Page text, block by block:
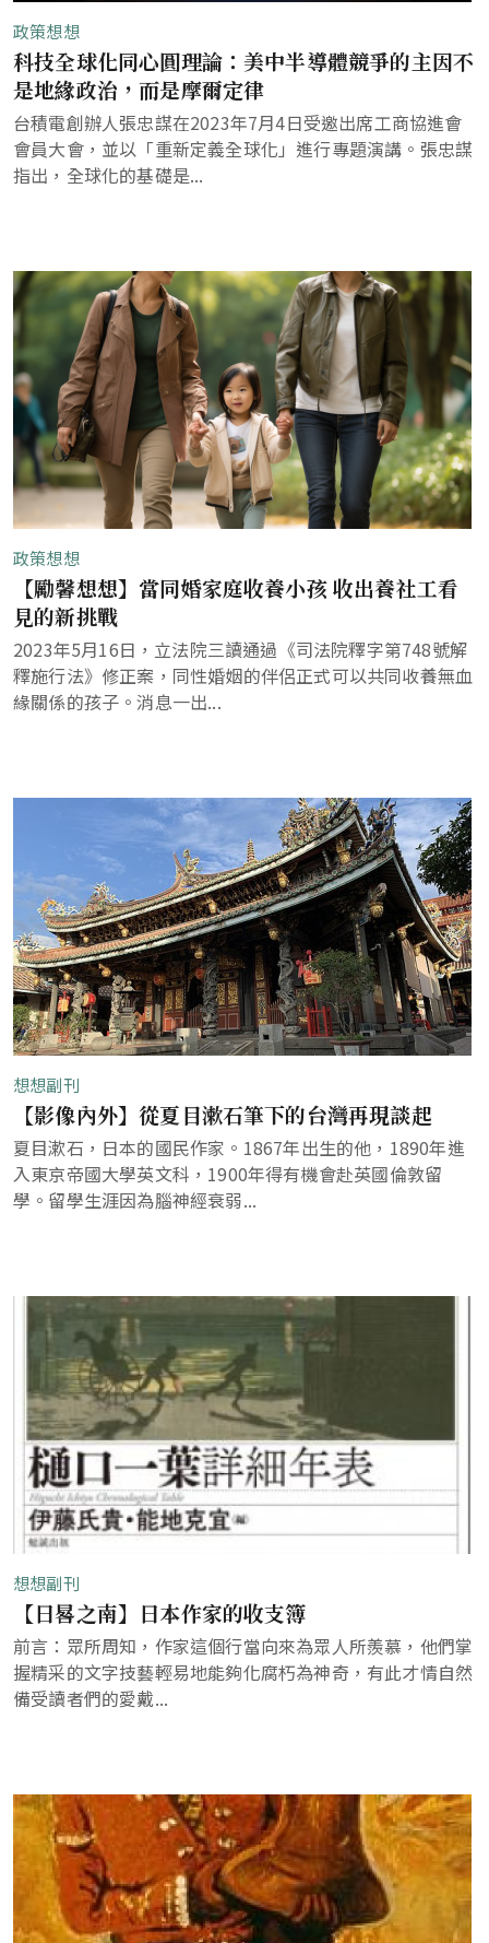
政策想想
科技全球化同心圓理論：美中半導體競爭的主因不
是地緣政治，而是摩爾定律
台積電創辦人張忠謀在2023年7月4日受邀出席工商協進會
會員大會，並以「重新定義全球化」進行專題演講。張忠謀
指出，全球化的基礎是...
政策想想
【勵馨想想】當同婚家庭收養小孩 收出養社工看
見的新挑戰
2023年5月16日，立法院三讀通過《司法院釋字第748號解
釋施行法》修正案，同性婚姻的伴侶正式可以共同收養無血
緣關係的孩子。消息一出...
想想副刊
【影像內外】從夏目漱石筆下的台灣再現談起
夏目漱石，日本的國民作家。1867年出生的他，1890年進
入東京帝國大學英文科，1900年得有機會赴英國倫敦留
學。留學生涯因為腦神經衰弱...
想想副刊
【日晷之南】日本作家的收支簿
前言：眾所周知，作家這個行當向來為眾人所羨慕，他們掌
握精采的文字技藝輕易地能夠化腐朽為神奇，有此才情自然
備受讀者們的愛戴...